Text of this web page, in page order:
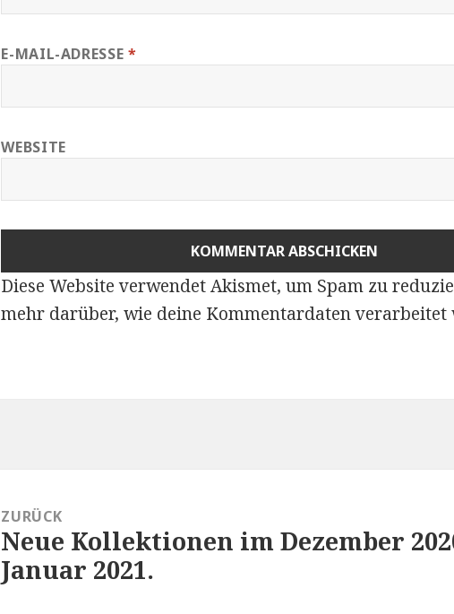
E-MAIL-ADRESSE *
WEBSITE
Diese Website verwendet Akismet, um Spam zu
mehr darüber, wie deine Kommentardaten verarbeitet
ZURÜCK
Vorheriger
Beitrag:
Neue Kollektionen im Dezember
Januar 2021.